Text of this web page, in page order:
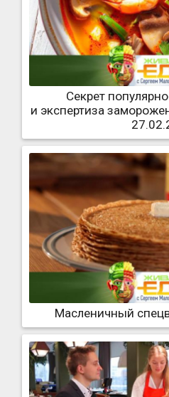
Секрет
и экспертиза
Масленичный